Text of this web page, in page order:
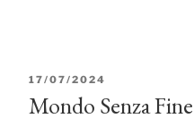
PUBBLICATO
17/07/2024
Mondo Senza Fine